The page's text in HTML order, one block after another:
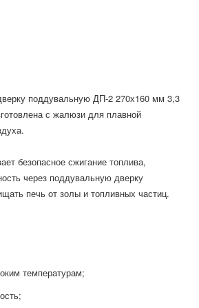
поддувальную ДП-2 270х160 мм 3,3
с жалюзи для плавной
безопасное сжигание топлива,
через поддувальную дверку
печь от золы и топливных частиц.
температурам;